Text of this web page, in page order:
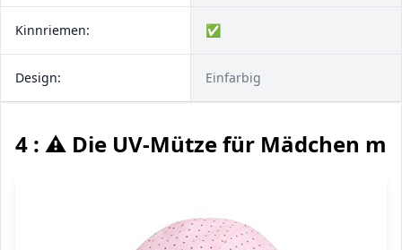
Kinnriemen: ✅
Design: Einfarbig
4 : ⚠️ Die UV-Mütze für Mädchen